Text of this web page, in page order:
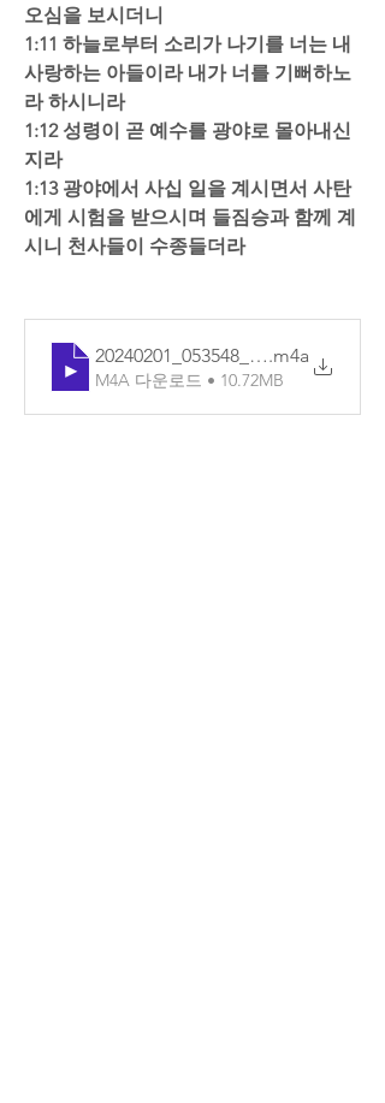
오심을 보시더니
1:11 하늘로부터 소리가 나기를 너는 내
사랑하는 아들이라 내가 너를 기뻐하노
라 하시니라
1:12 성령이 곧 예수를 광야로 몰아내신
지라
1:13 광야에서 사십 일을 계시면서 사탄
에게 시험을 받으시며 들짐승과 함께 계
시니 천사들이 수종들더라
20240201_053548_기본.m4a
M4A 다운로드 • 10.72MB